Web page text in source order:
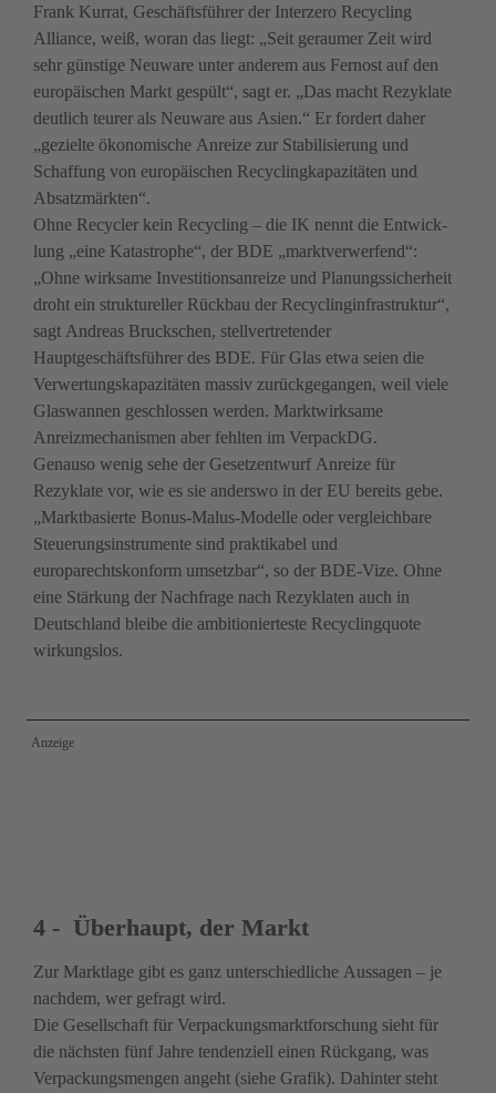
Anzeige
Frank Kurrat, Geschäftsführer der Interzero Recycling
Alliance, weiß, woran das liegt: „Seit geraumer Zeit wird
sehr günstige Neuware unter anderem aus Fernost auf den
europäischen Markt gespült“, sagt er. „Das macht Rezyklate
deutlich teurer als Neuware aus Asien.“ Er fordert daher
„gezielte ökonomische Anreize zur Stabi­lisierung und
Schaffung von europäischen Recycling­kapazitäten und
Absatzmärkten“.
Ohne Recycler kein Recycling – die IK nennt die Entwick­
lung „eine Katastrophe“, der BDE „marktverwerfend“:
„Ohne wirksame Investitionsanreize und Planungs­sicherheit
droht ein struktureller Rückbau der Recycling­infrastruktur“,
sagt Andreas Bruckschen, stellvertreten­der
Hauptgeschäftsführer des BDE. Für Glas etwa seien die
Verwertungskapazitäten massiv zurückgegangen, weil viele
Glaswannen geschlossen werden. Marktwirksame
Anreizmechanismen aber fehlten im VerpackDG.
Genauso wenig sehe der Gesetzentwurf Anreize für
Rezyklate vor, wie es sie anderswo in der EU bereits gebe.
„Marktbasierte Bonus-Malus-Modelle oder vergleichbare
Steuerungs­instrumente sind praktikabel und
europarechtskonform umsetzbar“, so der BDE-Vize. Ohne
eine Stärkung der Nachfrage nach Rezyklaten auch in
Deutschland bleibe die ambitionierteste Recyclingquote
wirkungslos.
4 -  Überhaupt, der Markt
Zur Marktlage gibt es ganz unterschiedliche Aussagen – je
nachdem, wer gefragt wird.
Die Gesellschaft für Verpackungsmarktforschung sieht für
die nächsten fünf Jahre tendenziell einen Rückgang, was
Verpackungsmengen angeht (siehe Grafik). Dahinter steht